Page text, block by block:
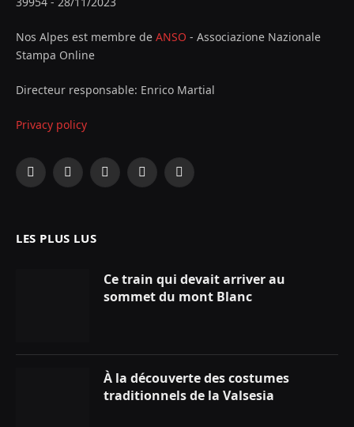
Nos Alpes est membre de ANSO - Associazione Nazionale
Stampa Online
Directeur responsable: Enrico Martial
Privacy policy
Facebook
X
InstagramYouTubeLinkedIn
LES PLUS LUS
Ce train qui devait arriver au
sommet du mont Blanc
À la découverte des costumes
traditionnels de la Valsesia